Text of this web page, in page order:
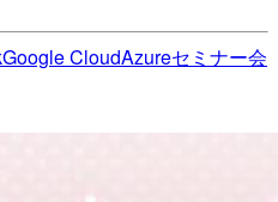
Google CloudAzureセミナー会